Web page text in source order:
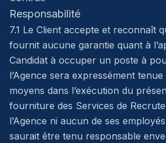
Responsabilité
7.1 Le Client accepte et reconnaît
fournit aucune garantie quant à
Candidat à occuper un poste à
l’Agence sera expressément
moyens dans l’exécution du
fourniture des Services de
l’Agence ni aucun de ses
saurait être tenu responsable